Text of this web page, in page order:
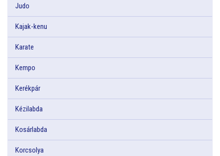
Judo
Kajak-kenu
Karate
Kempo
Kerékpár
Kézilabda
Kosárlabda
Korcsolya